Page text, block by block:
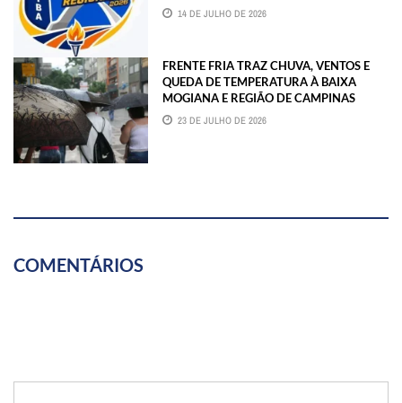
14 DE JULHO DE 2026
FRENTE FRIA TRAZ CHUVA, VENTOS E
QUEDA DE TEMPERATURA À BAIXA
MOGIANA E REGIÃO DE CAMPINAS
23 DE JULHO DE 2026
COMENTÁRIOS